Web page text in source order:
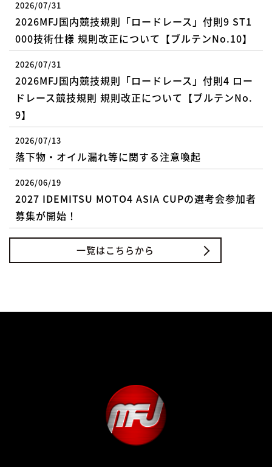
2026/07/31
2026MFJ国内競技規則「ロードレース」付則9 ST1
000技術仕様 規則改正について【ブルテンNo.10】
2026/07/31
2026MFJ国内競技規則「ロードレース」付則4 ロー
ドレース競技規則 規則改正について【ブルテンNo.
9】
2026/07/13
落下物・オイル漏れ等に関する注意喚起
2026/06/19
2027 IDEMITSU MOTO4 ASIA CUPの選考会参加者
募集が開始！
一覧はこちらから